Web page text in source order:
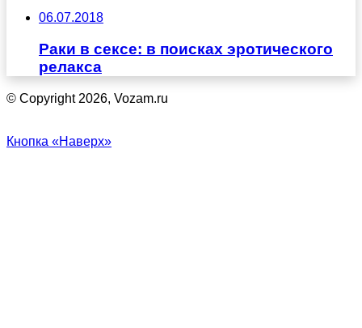
06.07.2018
Раки в сексе: в поисках эротического
релакса
© Copyright 2026, Vozam.ru
Кнопка «Наверх»